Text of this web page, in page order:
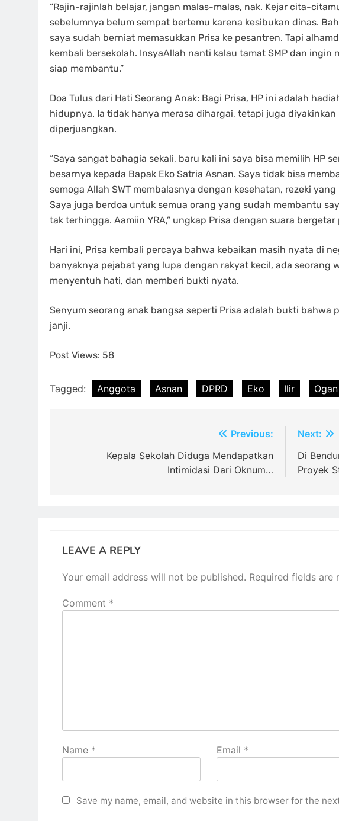
“Rajin-rajinlah belajar, jangan malas-malas, nak. Kejar cita-
sebelumnya belum sempat bertemu karena kesibukan dinas.
saya sudah berniat memasukkan Prisa ke pesantren. Tapi
kembali bersekolah. InsyaAllah nanti kalau tamat SMP dan ingin
siap membantu.”
Doa Tulus dari Hati Seorang Anak: Bagi Prisa, HP ini adalah
hidupnya. Ia tidak hanya merasa dihargai, tetapi juga
diperjuangkan.
“Saya sangat bahagia sekali, baru kali ini saya bisa memilih HP
besarnya kepada Bapak Eko Satria Asnan. Saya tidak bisa
semoga Allah SWT membalasnya dengan kesehatan, rezeki
Saya juga berdoa untuk semua orang yang sudah membantu
tak terhingga. Aamiin YRA,” ungkap Prisa dengan suara
Hari ini, Prisa kembali percaya bahwa kebaikan masih nyata di
banyaknya pejabat yang lupa dengan rakyat kecil, ada seorang
menyentuh hati, dan memberi bukti nyata.
Senyum seorang anak bangsa seperti Prisa adalah bukti bahwa
janji.
Post Views: 58
Tagged: Anggota Asnan DPRD Eko Ilir Ogan
navigation
Previous:
Kepala Sekolah Diduga Mendapatkan
Intimidasi Dari Oknum…
Next:
Di
Proyek
LEAVE A REPLY
Your email address will not be published. Required fields are
Comment *
Name * Email *
Save my name, email, and website in this browser for the